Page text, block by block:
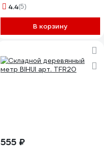
4.4(5)
В корзину
555 ₽